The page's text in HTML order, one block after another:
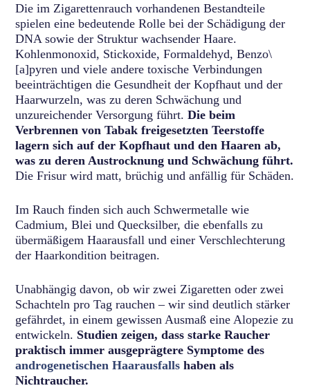
Die im Zigarettenrauch vorhandenen Bestandteile
spielen eine bedeutende Rolle bei der Schädigung der
DNA sowie der Struktur wachsender Haare.
Kohlenmonoxid, Stickoxide, Formaldehyd, Benzo\
[a]pyren und viele andere toxische Verbindungen
beeinträchtigen die Gesundheit der Kopfhaut und der
Haarwurzeln, was zu deren Schwächung und
unzureichender Versorgung führt.Die beim
Verbrennen von Tabak freigesetzten Teerstoffe
lagern sich auf der Kopfhaut und den Haaren ab,
was zu deren Austrocknung und Schwächung führt.
Die Frisur wird matt, brüchig und anfällig für Schäden.
Im Rauch finden sich auch Schwermetalle wie
Cadmium, Blei und Quecksilber, die ebenfalls zu
übermäßigem Haarausfall und einer Verschlechterung
der Haarkondition beitragen.
Unabhängig davon, ob wir zwei Zigaretten oder zwei
Schachteln pro Tag rauchen – wir sind deutlich stärker
gefährdet, in einem gewissen Ausmaß eine Alopezie zu
entwickeln. Studien zeigen, dass starke Raucher
praktisch immer ausgeprägtere Symptome des
androgenetischen Haarausfalls haben als
Nichtraucher.